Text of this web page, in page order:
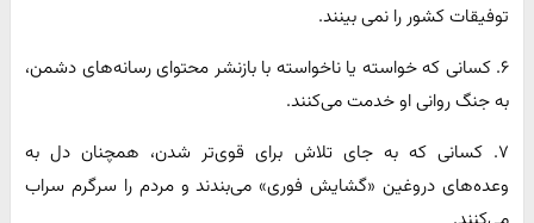
توفیقات کشور را نمی بینند.
۶. کسانی که خواسته یا ناخواسته با بازنشر محتوای رسانه‌های دشمن،
به جنگ روانی او خدمت می‌کنند.
۷. کسانی که به جای تلاش برای قوی‌تر شدن، همچنان دل به
وعده‌های دروغین «گشایش فوری» می‌بندند و مردم را سرگرم سراب